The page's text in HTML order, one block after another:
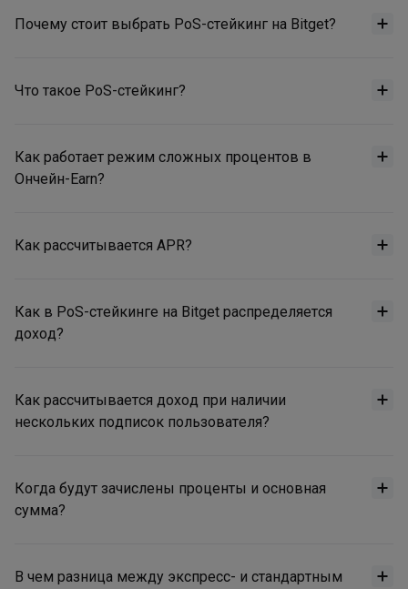
Почему стоит выбрать PoS-стейкинг на Bitget?
Что такое PoS-стейкинг?
Как работает режим сложных процентов в
Ончейн-Earn?
Как рассчитывается APR?
Как в PoS-стейкинге на Bitget распределяется
доход?
Как рассчитывается доход при наличии
нескольких подписок пользователя?
Когда будут зачислены проценты и основная
сумма?
В чем разница между экспресс- и стандартным